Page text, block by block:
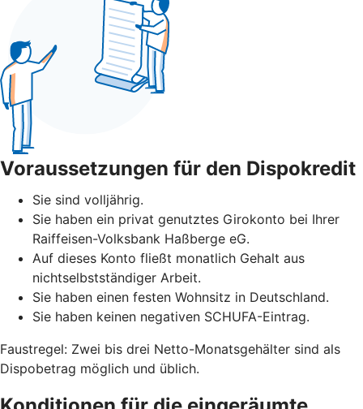
Voraussetzungen für den Dispokredit
Sie sind volljährig.
Sie haben ein privat genutztes Girokonto bei Ihrer
Raiffeisen-Volksbank Haßberge eG.
Auf dieses Konto fließt monatlich Gehalt aus
nichtselbstständiger Arbeit.
Sie haben einen festen Wohnsitz in Deutschland.
Sie haben keinen negativen SCHUFA-Eintrag.
Faustregel: Zwei bis drei Netto-Monatsgehälter sind als
Dispobetrag möglich und üblich.